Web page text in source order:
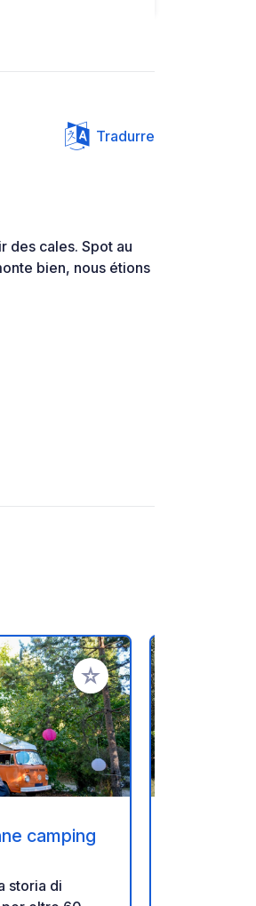
Tradurre
des cales. Spot au
bien, nous étions
Aggiungi ai tuoi preferiti
camping
storia di